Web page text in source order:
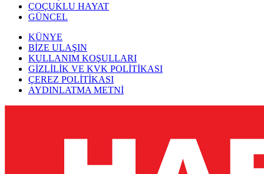
ÇOÇUKLU HAYAT
GÜNCEL
KÜNYE
BİZE ULAŞIN
KULLANIM KOŞULLARI
GİZLİLİK VE KVK POLİTİKASI
ÇEREZ POLİTİKASI
AYDINLATMA METNİ